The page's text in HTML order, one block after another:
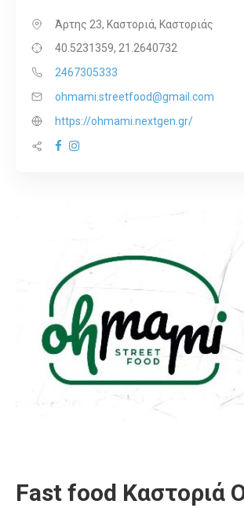
Άρτης 23, Καστοριά, Καστοριάς
40.5231359, 21.2640732
2467305333
ohmami.streetfood@gmail.com
https://ohmami.nextgen.gr/
Fast food Καστοριά